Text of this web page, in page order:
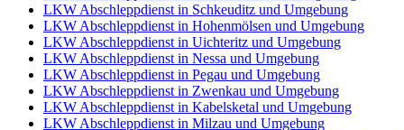
LKW Abschleppdienst in Schkeuditz und Umgebung
LKW Abschleppdienst in Hohenmölsen und Umgebung
LKW Abschleppdienst in Uichteritz und Umgebung
LKW Abschleppdienst in Nessa und Umgebung
LKW Abschleppdienst in Pegau und Umgebung
LKW Abschleppdienst in Zwenkau und Umgebung
LKW Abschleppdienst in Kabelsketal und Umgebung
LKW Abschleppdienst in Milzau und Umgebung